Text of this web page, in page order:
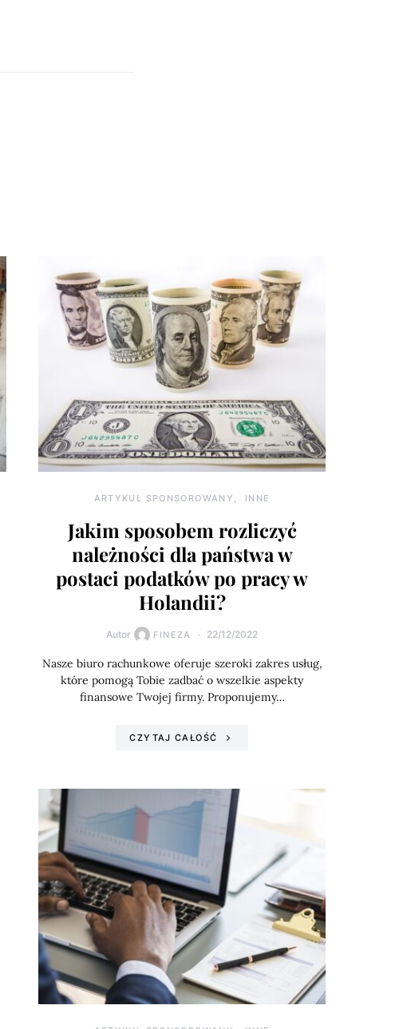
ARTYKUŁ SPONSOROWANY INNE
Jakim sposobem rozliczyć
należności dla państwa w
postaci podatków po pracy w
Holandii?
Autor FINEZA 22/12/2022
Nasze biuro rachunkowe oferuje szeroki zakres usług,
które pomogą Tobie zadbać o wszelkie aspekty
finansowe Twojej firmy. Proponujemy…
CZYTAJ CAŁOŚĆ